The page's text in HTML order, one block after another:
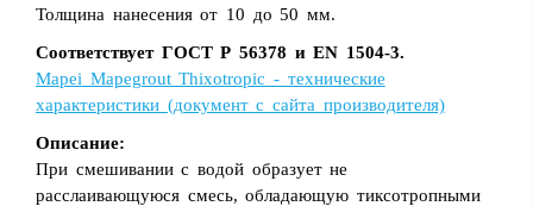
Толщина нанесения от 10 до 50 мм.
Соответствует ГОСТ Р 56378 и EN 1504-3.
Mapei Mapegrout Thixotropic - технические
характеристики (документ с сайта производителя)
Описание:
При смешивании с водой образует не
расслаивающуюся смесь, обладающую тиксотропными